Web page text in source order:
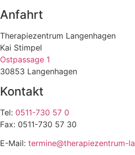
Anfahrt
Therapiezentrum Langenhagen
Kai Stimpel
Ostpassage 1
30853 Langenhagen
Kontakt
Tel: 0511-730 57 0
Fax: 0511-730 57 30
E-Mail: termine@therapiezentrum-